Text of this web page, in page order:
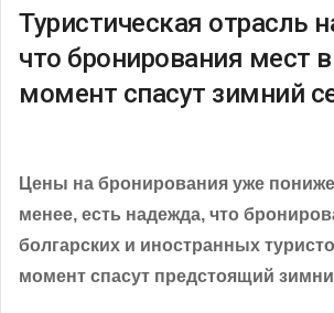
Туристическая отрасль
что бронирования мест
момент спасут зимний
Цены на бронирования уже
менее, есть надежда, что
болгарских и иностранных
момент спасут предстоящий